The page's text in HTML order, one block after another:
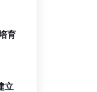
育
立